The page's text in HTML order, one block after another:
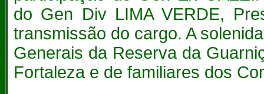
do Gen Div LIMA VERDE,
transmissão do cargo. A
Generais da Reserva da
Fortaleza e de familiares dos